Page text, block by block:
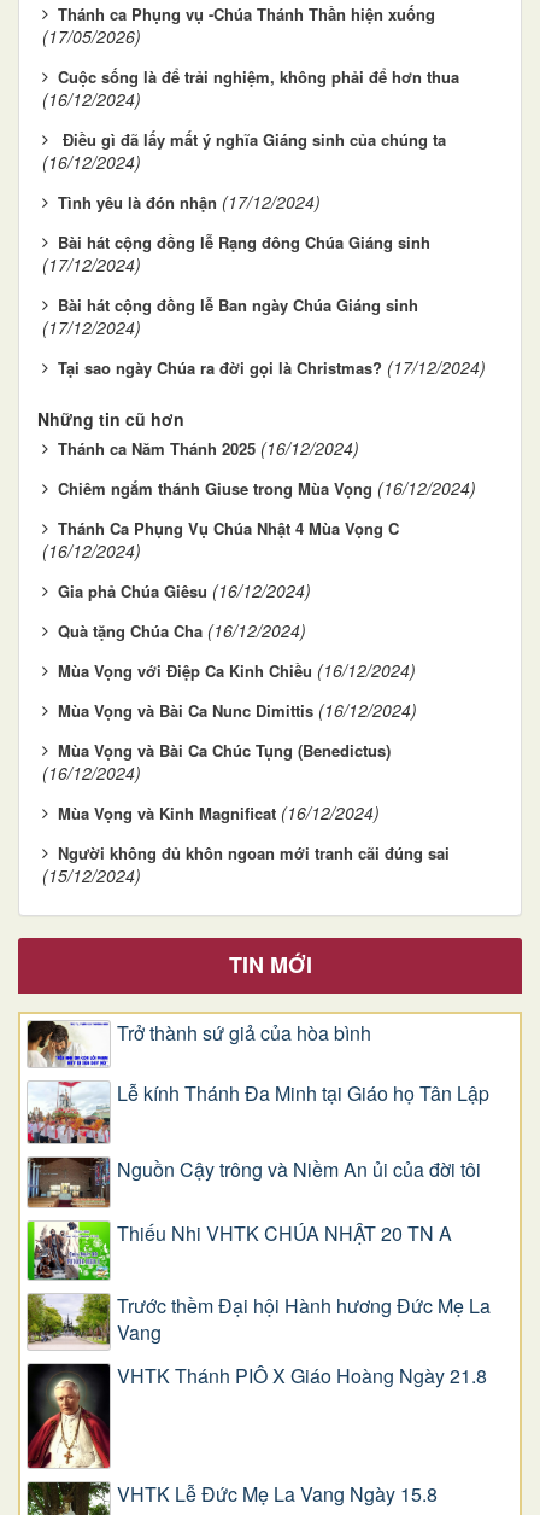
Thánh ca Phụng vụ -Chúa Thánh Thần hiện xuống
(17/05/2026)
Cuộc sống là để trải nghiệm, không phải để hơn thua
(16/12/2024)
Điều gì đã lấy mất ý nghĩa Giáng sinh của chúng ta
(16/12/2024)
Tình yêu là đón nhận (17/12/2024)
Bài hát cộng đồng lễ Rạng đông Chúa Giáng sinh
(17/12/2024)
Bài hát cộng đồng lễ Ban ngày Chúa Giáng sinh
(17/12/2024)
Tại sao ngày Chúa ra đời gọi là Christmas? (17/12/2024)
Những tin cũ hơn
Thánh ca Năm Thánh 2025 (16/12/2024)
Chiêm ngắm thánh Giuse trong Mùa Vọng (16/12/2024)
Thánh Ca Phụng Vụ Chúa Nhật 4 Mùa Vọng C
(16/12/2024)
Gia phả Chúa Giêsu (16/12/2024)
Quà tặng Chúa Cha (16/12/2024)
Mùa Vọng với Điệp Ca Kinh Chiều (16/12/2024)
Mùa Vọng và Bài Ca Nunc Dimittis (16/12/2024)
Mùa Vọng và Bài Ca Chúc Tụng (Benedictus)
(16/12/2024)
Mùa Vọng và Kinh Magnificat (16/12/2024)
Người không đủ khôn ngoan mới tranh cãi đúng sai
(15/12/2024)
TIN MỚI
Trở thành sứ giả của hòa bình
Lễ kính Thánh Đa Minh tại Giáo họ Tân Lập
Nguồn Cậy trông và Niềm An ủi của đời tôi
Thiếu Nhi VHTK CHÚA NHẬT 20 TN A
Trước thềm Đại hội Hành hương Đức Mẹ La
Vang
VHTK Thánh PIÔ X Giáo Hoàng Ngày 21.8
VHTK Lễ Đức Mẹ La Vang Ngày 15.8